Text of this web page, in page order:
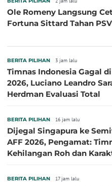
Ole Romeny Langsung
Fortuna Sittard Tahan
BERITA PILIHAN 3 jam lalu
Timnas Indonesia Gagal
2026, Luciano Leandro
Herdman Evaluasi Total
BERITA PILIHAN 16 jam lalu
Dijegal Singapura ke
AFF 2026, Pengamat:
Kehilangan Roh dan
BERITA PILIHAN 17 jam lalu